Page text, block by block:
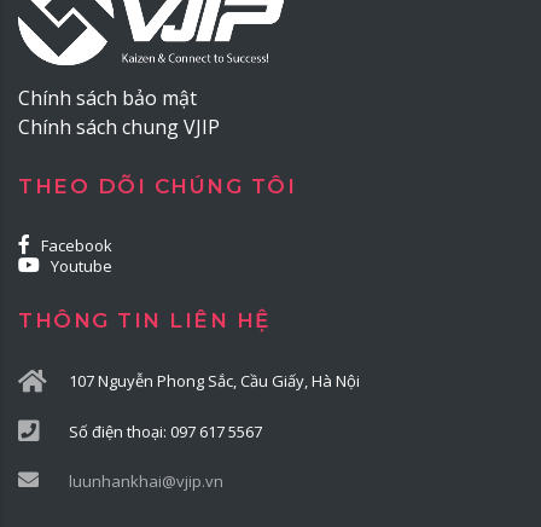
Chính sách bảo mật
Chính sách chung VJIP
THEO DÕI CHÚNG TÔI
Facebook
Youtube
THÔNG TIN LIÊN HỆ
107 Nguyễn Phong Sắc, Cầu Giấy, Hà Nội
Số điện thoại: 097 617 5567
luunhankhai@vjip.vn